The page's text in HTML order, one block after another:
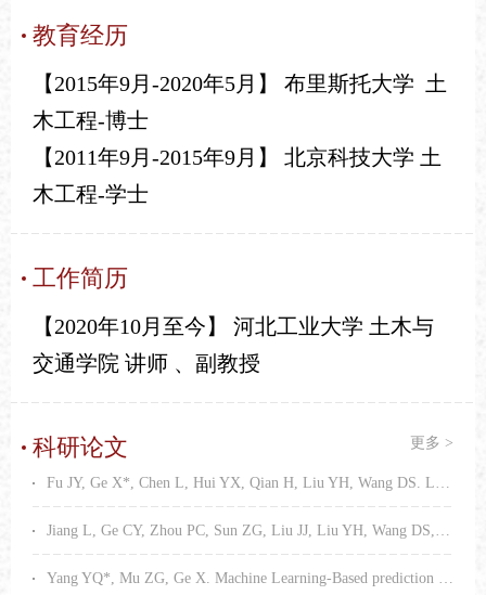
教育经历
【2015年9月-2020年5月】 布里斯托大学 土
木工程-博士
【2011年9月-2015年9月】 北京科技大学 土
木工程-学士
工作简历
【2020年10月至今】 河北工业大学 土木与
交通学院 讲师 、副教授
更多 >
科研论文
Fu JY, Ge X*, Chen L, Hui YX, Qian H, Liu YH, Wang DS. Low-cycle fatigue behaviour of ribbed 1.4362 duplex stainless steel reinforcement. Case Studies in Construction Materials, 2024, 5, 1-15.
Jiang L, Ge CY, Zhou PC, Sun ZG, Liu JJ, Liu YH, Wang DS, Ge X*. Numerical study on seismic performance of Rocking Self-Centering (RSC) bridge piers under bidirectional excitation. International Journal of Structural Stability and Dynamics, 2024, 2024, 1-15.
Yang YQ*, Mu ZG, Ge X. Machine Learning-Based prediction of elastic buckling coefficients on diagonally stiffened plate subjected to shear, bending, and compression. Sustainability, 2023, 15(10), 7815.